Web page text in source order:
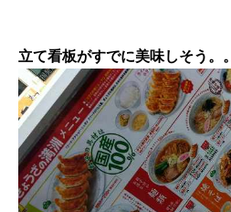
立て看板がすでに美味しそう。。